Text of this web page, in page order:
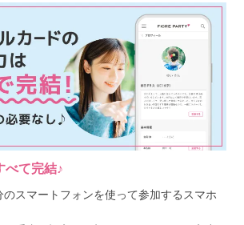
べて完結♪
スマートフォンを使って参加するスマホ